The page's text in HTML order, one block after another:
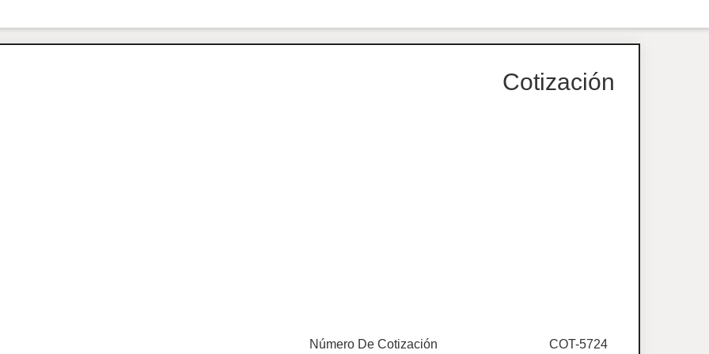
Cotización
Número De Cotización COT-5724